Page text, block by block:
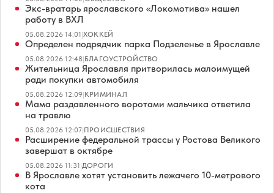
Экс-вратарь ярославского «Локомотива» нашел
работу в ВХЛ
05.08.2026 14:01|ХОККЕЙ
Определен подрядчик парка Подзеленье в Ярославле
05.08.2026 12:48|БЛАГОУСТРОЙСТВО
Жительница Ярославля притворилась малоимущей
ради покупки автомобиля
05.08.2026 12:09|КРИМИНАЛ
Мама раздавленного воротами мальчика ответила
на травлю
05.08.2026 12:07|ПРОИСШЕСТВИЯ
Расширение федеральной трассы у Ростова Великого
завершат в октябре
05.08.2026 11:31|ДОРОГИ
В Ярославле хотят установить лежачего 10-метрового
кота